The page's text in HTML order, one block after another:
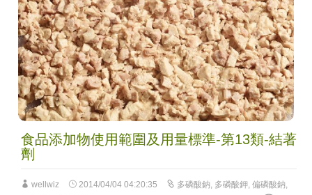
食品添加物使用範圍及用量標準-第13類-結著
劑
wellwiz 2014/04/04 04:20:35 多磷酸鈉 多磷酸鉀, 偏磷酸鈉